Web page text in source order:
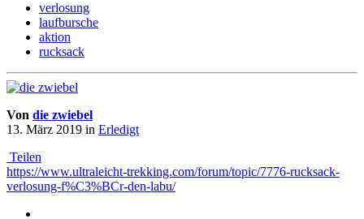
verlosung
laufbursche
aktion
rucksack
Von die zwiebel
13. März 2019 in Erledigt
Teilen
https://www.ultraleicht-trekking.com/forum/topic/7776-rucksack-
verlosung-f%C3%BCr-den-labu/